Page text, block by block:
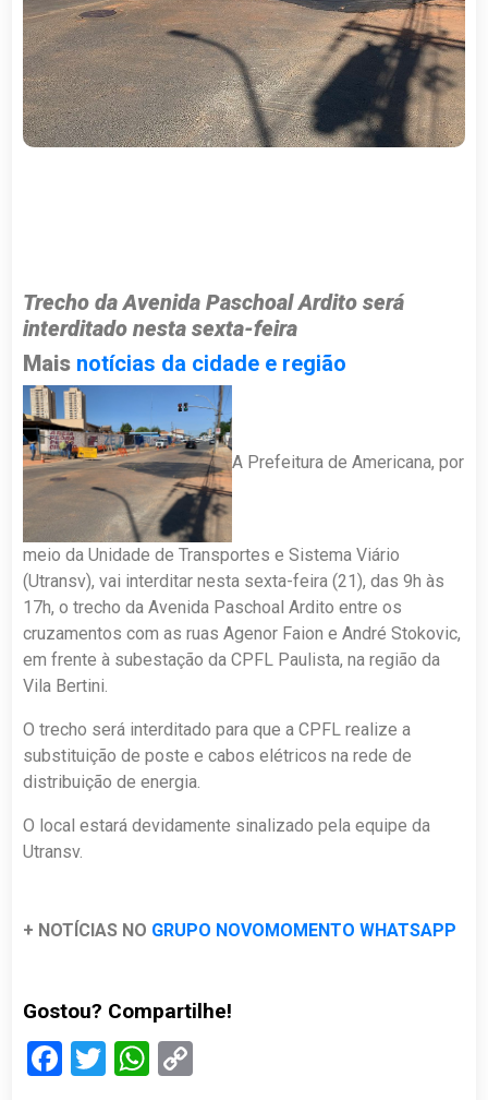
Trecho da Avenida Paschoal Ardito será
interditado nesta sexta-feira
Mais notícias da cidade e região
A Prefeitura de Americana, por
meio da Unidade de Transportes e Sistema Viário
(Utransv), vai interditar nesta sexta-feira (21), das 9h às
17h, o trecho da Avenida Paschoal Ardito entre os
cruzamentos com as ruas Agenor Faion e André Stokovic,
em frente à subestação da CPFL Paulista, na região da
Vila Bertini.
O trecho será interditado para que a CPFL realize a
substituição de poste e cabos elétricos na rede de
distribuição de energia.
O local estará devidamente sinalizado pela equipe da
Utransv.
+ NOTÍCIAS NO GRUPO NOVOMOMENTO WHATSAPP
Gostou? Compartilhe!
Facebook
TwitterWhatsApp